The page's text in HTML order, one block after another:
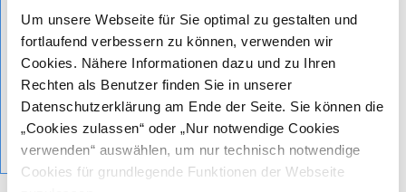
Um unsere Webseite für Sie optimal zu gestalten und
fortlaufend verbessern zu können, verwenden wir
Cookies. Nähere Informationen dazu und zu Ihren
Rechten als Benutzer finden Sie in unserer
Datenschutzerklärung am Ende der Seite. Sie können die
„Cookies zulassen“ oder „Nur notwendige Cookies
verwenden“ auswählen, um nur technisch notwendige
Cookies für grundlegende Funktionen der Webseite
visit our
german
website